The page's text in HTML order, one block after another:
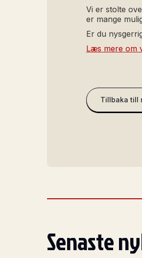
Vi er stolte
er mange
Er du
Læs mere om
Tillbaka till
Senaste